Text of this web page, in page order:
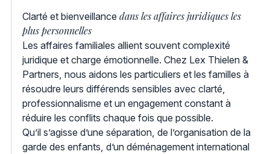
Clarté et bienveillance dans les affaires juridiques les
plus personnelles
Les affaires familiales allient souvent complexité
juridique et charge émotionnelle. Chez Lex Thielen &
Partners, nous aidons les particuliers et les familles à
résoudre leurs différends sensibles avec clarté,
professionnalisme et un engagement constant à
réduire les conflits chaque fois que possible.
Qu’il s’agisse d’une séparation, de l’organisation de la
garde des enfants, d’un déménagement international